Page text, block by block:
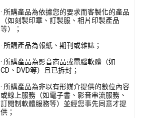
· 所購產品為依據您的要求而客製化的產品
（如刻製印章、訂製服、相片印製產品
等）；
· 所購產品為報紙、期刊或雜誌；
· 所購產品為影音商品或電腦軟體（如
CD、DVD等）且已拆封；
· 所購產品為非以有形媒介提供的數位內容
或線上服務（如電子書、影音串流服務、
訂閱制軟體服務等）並經您事先同意才提
供；